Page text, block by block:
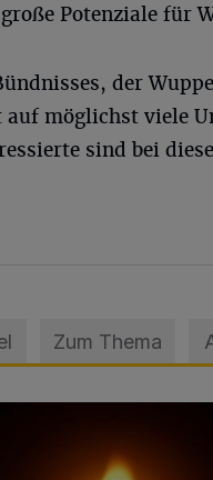
Potenziale für
der
möglichst viele
sind bei
Zum Thema